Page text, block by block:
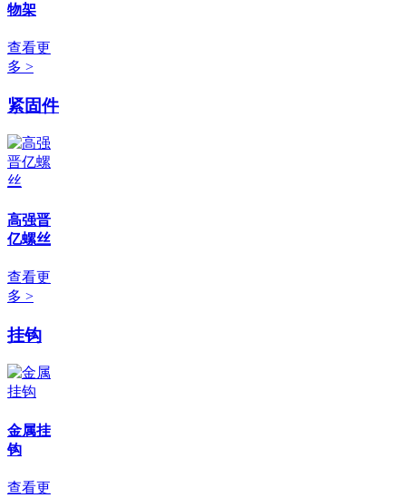
物架
查看更
多 >
紧固件
高强晋
亿螺丝
查看更
多 >
挂钩
金属挂
钩
查看更